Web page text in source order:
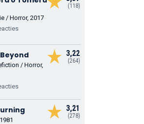
(118)
/ Horror, 2017
3,22
(264)
/ Horror,
3,21
(278)